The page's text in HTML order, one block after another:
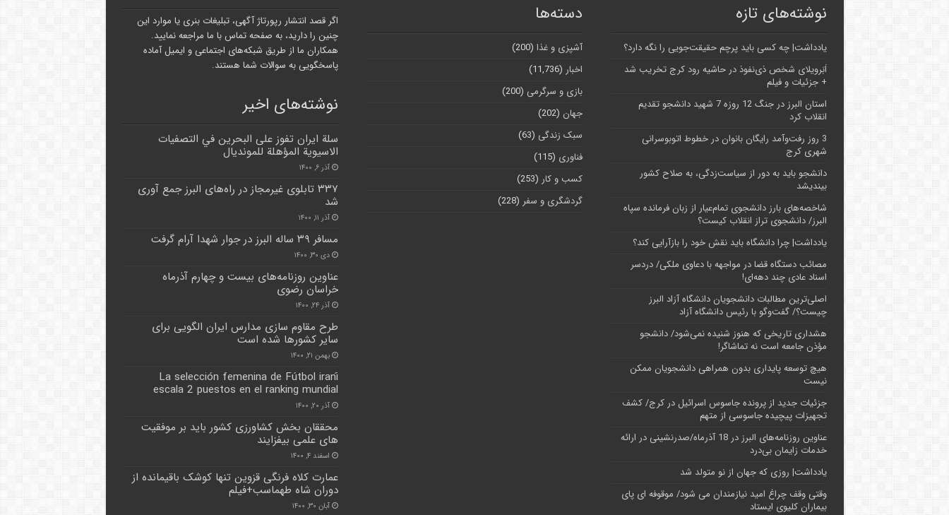
نوشته‌های تازه
یادداشت| ‌چه کسی باید پرچم حقیقت‌جویی را نگه دارد؟
اَبَر‌ویلای شخص ذی‌نفوذ در حاشیه‌ رود کرج تخریب شد
+ جزئیات و فیلم
استان البرز در جنگ 12 روزه 7 شهید دانشجو تقدیم
انقلاب کرد
3 روز رفت‌وآمد رایگان بانوان در خطوط اتوبوسرانی
شهری کرج
دانشجو باید به دور از سیاست‌زدگی، به صلاح کشور
بیندیشد
شاخصه‌های بارز دانشجوی تمام‌عیار از زبان فرمانده سپاه
البرز/ دانشجوی تراز انقلاب کیست؟
یادداشت| چرا دانشگاه باید نقش خود را بازآرایی کند؟
مصائب دستگاه قضا در مواجهه با دعاوی ملکی/ دردسر
اسناد عادی چند‌ دهه‌ای!
اصلی‌ترین مطالبات دانشجویان دانشگاه آزاد البرز
چیست؟/ گفت‌وگو با رئیس دانشگاه آز‌اد
هشداری تاریخی که هنوز شنیده نمی‌شود/ دانشجو
مؤذن جامعه است نه تماشاگر!
هیچ توسعه پایداری بدون همراهی دانشجویان ممکن
نیست
جزئیات جدید از پرونده جاسوس اسرائیل در کرج/‌ کشف
تجهیزات پیچیده جاسوسی از متهم
عناوین روزنامه‌های البرز در ‌18 آذرماه/صدرنشینی در ارائه
خدمات زایمان بی‌درد
یادداشت| روزی که جهان از نو متولد شد
وقتی وقف چراغ امید نیازمندان می شود/ موقوفه ای پای
بیماران کلیوی ایستاد
دسته‌ها
آشپزی و غذا (200)
اخبار (11,736)
بازی و سرگرمی (200)
جهان (202)
سبک زندگی (63)
فناوری (115)
کسب و کار (253)
گردشگری و سفر (228)
اگر قصد انتشار رپورتاژ آگهی، تبلیغات بنری یا موارد این
چنین را دارید، به صفحه تماس با ما مراجعه نمایید.
همکاران ما از طریق شبکه‌های اجتماعی و ایمیل آماده
پاسخگویی به سوالات شما هستند.
نوشته‌های اخیر
سلة ايران تفوز على البحرين في التصفيات
الاسيوية المؤهلة للمونديال
آذر ۶, ۱۴۰۰
۳۳۷ تابلوی غیرمجاز در راه‌های البرز جمع آوری
شد
آذر ۱۱, ۱۴۰۰
مسافر ۳۹ ساله البرز در جوار شهدا آرام گرفت
دی ۳۰, ۱۴۰۰
عناوین روزنامه‌های بیست و چهارم آذرماه
خراسان رضوی
آذر ۲۴, ۱۴۰۰
طرح مقاوم سازی مدارس ایران الگویی برای
سایر کشورها شده است
بهمن ۲۱, ۱۴۰۰
La selección femenina de Fútbol iraní
escala 2 puestos en el ranking mundial
آذر ۲۰, ۱۴۰۰
محققان بخش کشاورزی کشور باید بر موفقیت
های علمی بیفزایند
اسفند ۴, ۱۴۰۰
عمارت کلاه فرنگی قزوین تنها کوشک باقیمانده از
دوران شاه طهماسب+فیلم
آبان ۳۰, ۱۴۰۰